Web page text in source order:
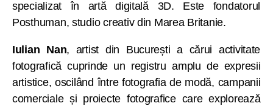
specializat în artă digitală 3D. Este fondatorul
Posthuman, studio creativ din Marea Britanie.
Iulian Nan, artist din București a cărui activitate
fotografică cuprinde un registru amplu de expresii
artistice, oscilând între fotografia de modă, campanii
comerciale și proiecte fotografice care explorează